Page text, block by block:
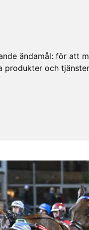
ändamål: för att
och